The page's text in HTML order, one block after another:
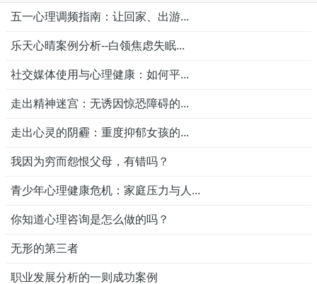
五一心理调频指南：让回家、出游...
乐天心晴案例分析--白领焦虑失眠...
社交媒体使用与心理健康：如何平...
走出精神迷宫：无诱因惊恐障碍的...
走出心灵的阴霾：重度抑郁女孩的...
我因为穷而怨恨父母，有错吗？
青少年心理健康危机：家庭压力与人...
你知道心理咨询是怎么做的吗？
无形的第三者
职业发展分析的一则成功案例